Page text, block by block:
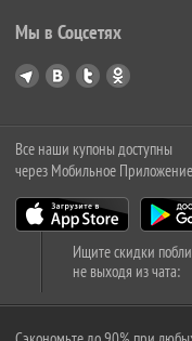
Мы в Соцсетях
Все наши купоны доступны
через Мобильное
Ищите скидки
не выходя из чата: